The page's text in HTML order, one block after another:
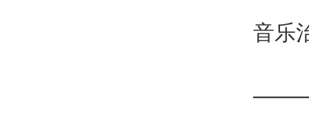
音乐